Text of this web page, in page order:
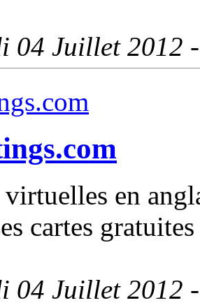
04 Juillet 2012
virtuelles en
cartes
04 Juillet 2012